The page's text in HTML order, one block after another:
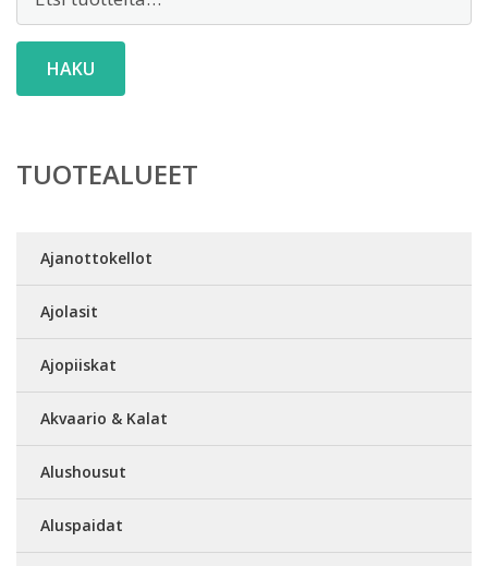
HAKU
TUOTEALUEET
Ajanottokellot
Ajolasit
Ajopiiskat
Akvaario & Kalat
Alushousut
Aluspaidat